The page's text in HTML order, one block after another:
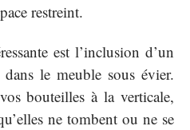
restreint.
est l’inclusion d’un
dans le meuble sous évier.
bouteilles à la verticale,
ne tombent ou ne se